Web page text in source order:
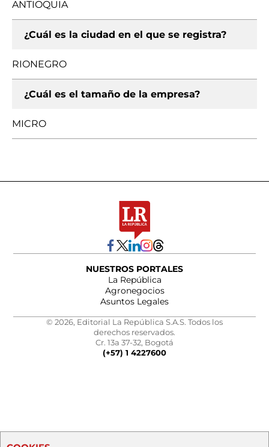
ANTIOQUIA
¿Cuál es la ciudad en el que se registra?
RIONEGRO
¿Cuál es el tamaño de la empresa?
MICRO
NUESTROS PORTALES
La República
Agronegocios
Asuntos Legales
© 2026, Editorial La República S.A.S. Todos los
derechos reservados.
Cr. 13a 37-32, Bogotá
(+57) 1 4227600